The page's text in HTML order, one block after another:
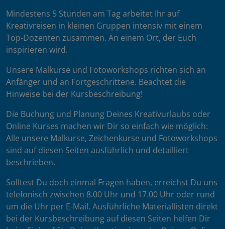
Mindestens 5 Stunden am Tag arbeitet Ihr auf
Kreativreisen in kleinen Gruppen intensiv mit einem
Top-Dozenten zusammen. An einem Ort, der Euch
inspirieren wird.
Unsere Malkurse und Fotoworkshops richten sich an
Anfänger und an Fortgeschrittene. Beachtet die
Hinweise bei der Kursbeschreibung!
Die Buchung und Planung Deines Kreativurlaubs oder
Online Kurses machen wir Dir so einfach wie möglich:
Alle unsere Malkurse, Zeichenkurse und Fotoworkshops
sind auf diesen Seiten ausführlich und detailliert
beschrieben.
Solltest Du doch einmal Fragen haben, erreichst Du uns
telefonisch zwischen 8.00 Uhr und 17.00 Uhr oder rund
um die Uhr per E-Mail. Ausführliche Materiallisten direkt
bei der Kursbeschreibung auf diesen Seiten helfen Dir